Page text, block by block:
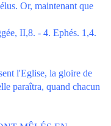
Or, maintenant que
II,8. - 4. Ephés. 1,4.
l'Eglise, la gloire de
paraîtra, quand chacun